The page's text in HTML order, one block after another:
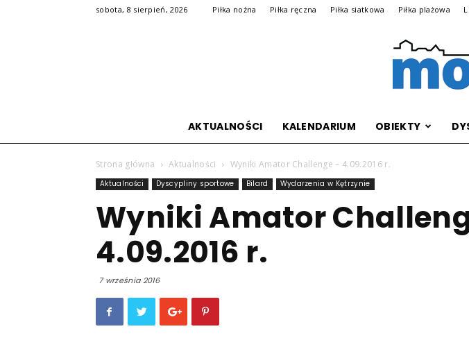
sobota, 8 sierpień, 2026 Piłka nożna Piłka ręczna Piłka siatkowa Piłka plażowa
AKTUALNOŚCI KALENDARIUM OBIEKTY
Strona główna Aktualności Wyniki Amator Challenge – 4.09.2016 r.
Aktualności Dyscypliny sportowe Bilard Wydarzenia w Kętrzynie
Wyniki Amator
4.09.2016 r.
7 września 2016